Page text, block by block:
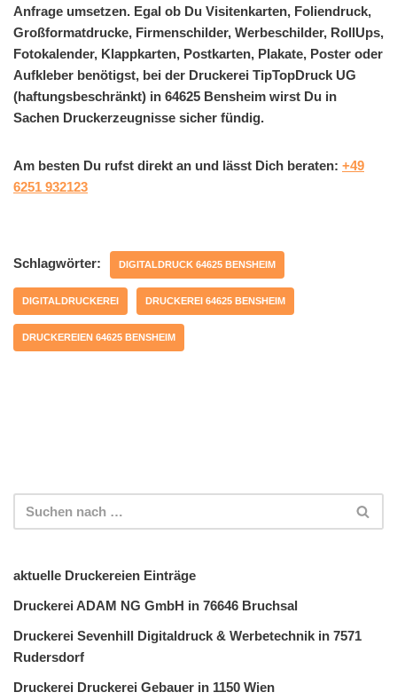
Anfrage umsetzen. Egal ob Du Visitenkarten, Foliendruck,
Großformatdrucke, Firmenschilder, Werbeschilder, RollUps,
Fotokalender, Klappkarten, Postkarten, Plakate, Poster oder
Aufkleber benötigst, bei der Druckerei TipTopDruck UG
(haftungsbeschränkt) in 64625 Bensheim wirst Du in
Sachen Druckerzeugnisse sicher fündig.
Am besten Du rufst direkt an und lässt Dich beraten: +49
6251 932123
Schlagwörter: DIGITALDRUCK 64625 BENSHEIM
DIGITALDRUCKEREI DRUCKEREI 64625 BENSHEIM
DRUCKEREIEN 64625 BENSHEIM
aktuelle Druckereien Einträge
Druckerei ADAM NG GmbH in 76646 Bruchsal
Druckerei Sevenhill Digitaldruck & Werbetechnik in 7571
Rudersdorf
Druckerei Druckerei Gebauer in 1150 Wien